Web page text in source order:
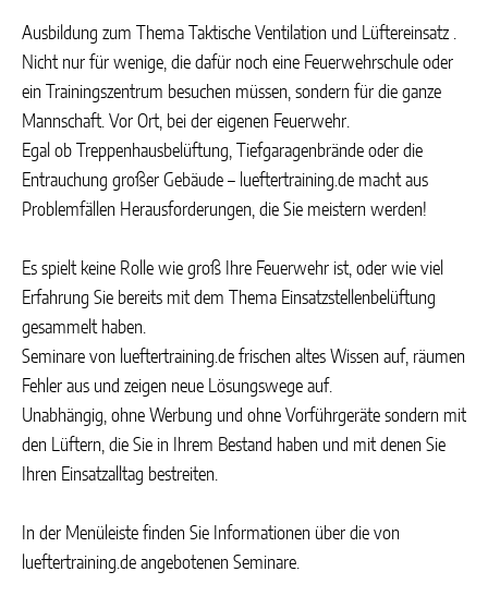
Ausbildung zum Thema Taktische Ventilation und Lüftereinsatz .
Nicht nur für wenige, die dafür noch eine Feuerwehrschule oder
ein Trainingszentrum besuchen müssen, sondern für die ganze
Mannschaft. Vor Ort, bei der eigenen Feuerwehr.
Egal ob Treppenhausbelüftung, Tiefgaragenbrände oder die
Entrauchung großer Gebäude – lueftertraining.de macht aus
Problemfällen Herausforderungen, die Sie meistern werden!
Es spielt keine Rolle wie groß Ihre Feuerwehr ist, oder wie viel
Erfahrung Sie bereits mit dem Thema Einsatzstellenbelüftung
gesammelt haben.
Seminare von lueftertraining.de frischen altes Wissen auf, räumen
Fehler aus und zeigen neue Lösungswege auf.
Unabhängig, ohne Werbung und ohne Vorführgeräte sondern mit
den Lüftern, die Sie in Ihrem Bestand haben und mit denen Sie
Ihren Einsatzalltag bestreiten.
In der Menüleiste finden Sie Informationen über die von
lueftertraining.de angebotenen Seminare.